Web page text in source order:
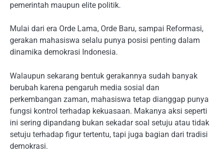
pemerintah maupun elite politik.
Mulai dari era Orde Lama, Orde Baru, sampai Reformasi,
gerakan mahasiswa selalu punya posisi penting dalam
dinamika demokrasi Indonesia.
Walaupun sekarang bentuk gerakannya sudah banyak
berubah karena pengaruh media sosial dan
perkembangan zaman, mahasiswa tetap dianggap punya
fungsi kontrol terhadap kekuasaan. Makanya aksi seperti
ini sering dipandang bukan sekadar soal setuju atau tidak
setuju terhadap figur tertentu, tapi juga bagian dari tradisi
demokrasi.